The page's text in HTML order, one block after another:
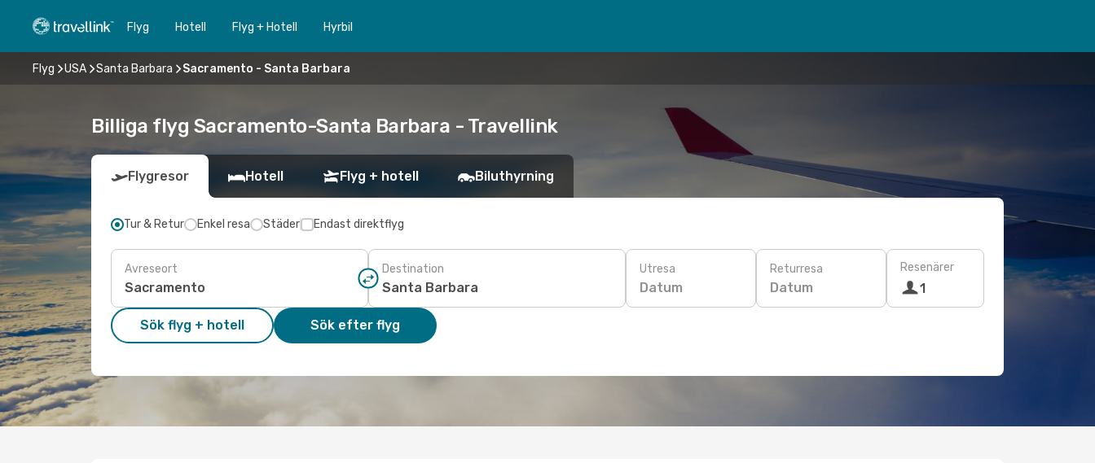
Flyg Hotell Flyg + Hotell Hyrbil
Flyg USA Santa Barbara Sacramento - Santa Barbara
Billiga flyg Sacramento-Santa Barbara - Travellink
Flygresor Hotell Flyg + hotell Biluthyrning
Tur & Retur Enkel resa Städer Endast direktflyg
Avreseort Destination Utresa
Datum
Returresa
Datum
Resenärer
1
Sök flyg + hotell Sök efter flyg